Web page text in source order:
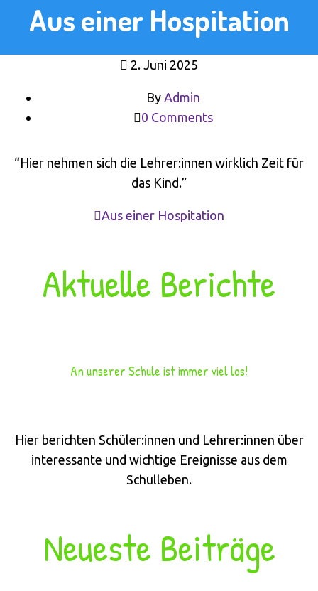
Aus einer Hospitation
2. Juni 2025
By Admin
0 Comments
“Hier nehmen sich die Lehrer:innen wirklich Zeit für
das Kind.”
Aus einer Hospitation
Aktuelle Berichte
An unserer Schule ist immer viel los!
Hier berichten Schüler:innen und Lehrer:innen über
interessante und wichtige Ereignisse aus dem
Schulleben.
Neueste Beiträge